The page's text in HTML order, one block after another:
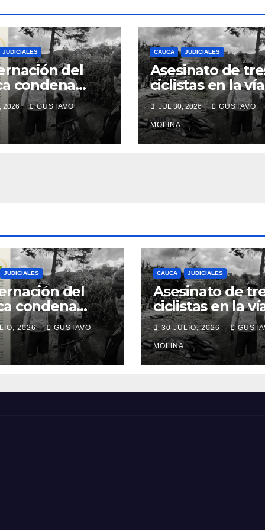
JUDICIALES
del
condena
de tres
y exige
urgentes
2026 GUSTAVO
CAUCA JUDICIALES
Asesinato de
ciclistas en la vía
Totoró – Silvia,
genera
consternación
Cauca
JUL 30, 2026 GUSTAVO
MOLINA
JUDICIALES
del
condena
de tres
y exige
urgentes
2026 GUSTAVO
CAUCA JUDICIALES
Asesinato de
ciclistas en la
Totoró – Silvia,
genera
consternación
Cauca
30 JULIO, 2026
MOLINA